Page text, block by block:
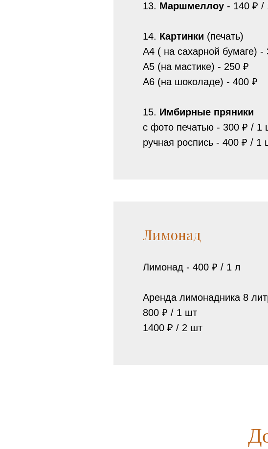
13. Маршмеллоу - 140 ₽ /
14. Картинки (печать)
А4 ( на сахарной бумаге) -
А5 (на мастике) - 250 ₽
А6 (на шоколаде) - 400 ₽
15. Имбирные пряники
с фото печатью - 300 ₽ / 1
ручная роспись - 400 ₽ / 1
Лимонад
Лимонад - 400 ₽ / 1 л
Аренда лимонадника 8
800 ₽ / 1 шт
1400 ₽ / 2 шт